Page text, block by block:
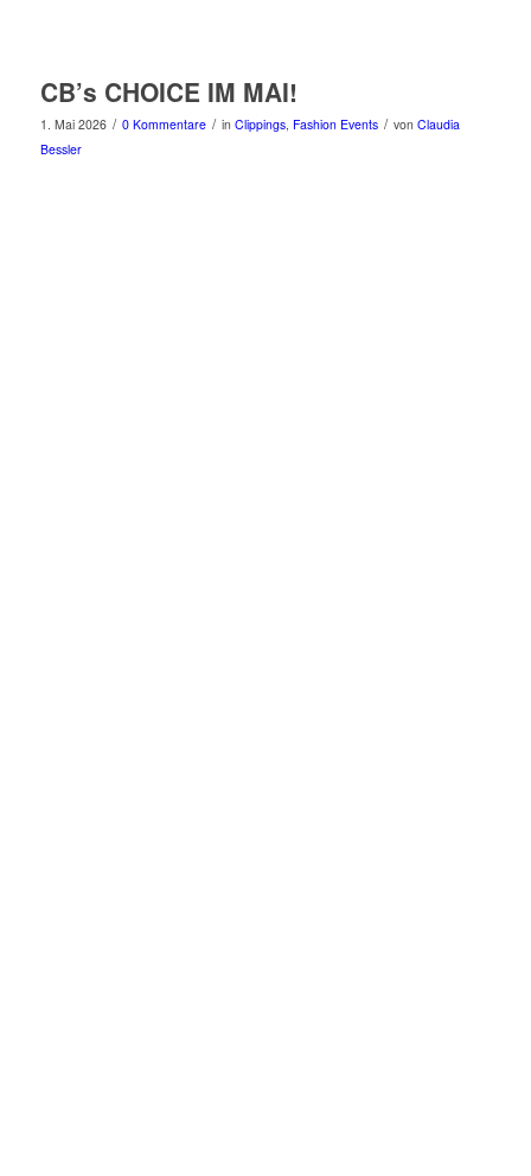
CB’s CHOICE IM MAI!
1. Mai 2026 / 0 Kommentare / in Clippings, Fashion Events / von Claudia
Bessler